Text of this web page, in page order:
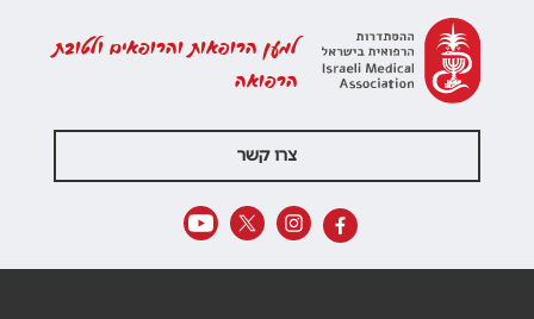
למען הרופאות והרופאים ולטובת
הרפואה
צרו קשר